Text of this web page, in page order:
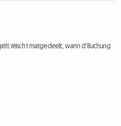
réischt matgedeelt, wann d'Buchung